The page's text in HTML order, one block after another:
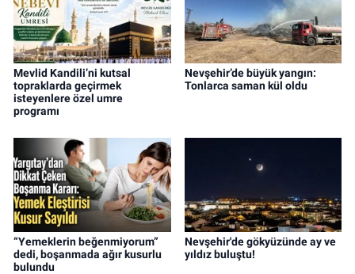
Mevlid Kandili’ni kutsal
topraklarda geçirmek
isteyenlere özel umre
programı
Nevşehir’de büyük yangın:
Tonlarca saman kül oldu
“Yemeklerin beğenmiyorum”
dedi, boşanmada ağır kusurlu
bulundu
Nevşehir'de gökyüzünde ay ve
yıldız buluştu!